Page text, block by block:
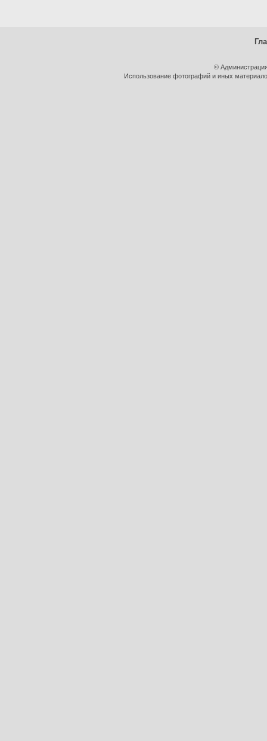
©
Использование фотографий и иных